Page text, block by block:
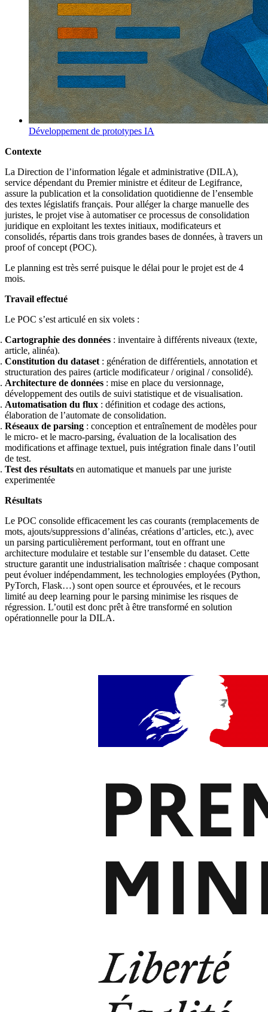
Développement de prototypes IA
Contexte
La Direction de l’information légale et administrative (DILA),
service dépendant du Premier ministre et éditeur de Legifrance,
assure la publication et la consolidation quotidienne de l’ensemble
des textes législatifs français. Pour alléger la charge manuelle des
juristes, le projet vise à automatiser ce processus de consolidation
juridique en exploitant les textes initiaux, modificateurs et
consolidés, répartis dans trois grandes bases de données, à travers un
proof of concept (POC).
Le planning est très serré puisque le délai pour le projet est de 4
mois.
Travail effectué
Le POC s’est articulé en six volets :
Cartographie des données : inventaire à différents niveaux (texte,
article, alinéa).
Constitution du dataset : génération de différentiels, annotation et
structuration des paires (article modificateur / original / consolidé).
Architecture de données : mise en place du versionnage,
développement des outils de suivi statistique et de visualisation.
Automatisation du flux : définition et codage des actions,
élaboration de l’automate de consolidation.
Réseaux de parsing : conception et entraînement de modèles pour
le micro- et le macro-parsing, évaluation de la localisation des
modifications et affinage textuel, puis intégration finale dans l’outil
de test.
Test des résultats en automatique et manuels par une juriste
experimentée
Résultats
Le POC consolide efficacement les cas courants (remplacements de
mots, ajouts/suppressions d’alinéas, créations d’articles, etc.), avec
un parsing particulièrement performant, tout en offrant une
architecture modulaire et testable sur l’ensemble du dataset. Cette
structure garantit une industrialisation maîtrisée : chaque composant
peut évoluer indépendamment, les technologies employées (Python,
PyTorch, Flask…) sont open source et éprouvées, et le recours
limité au deep learning pour le parsing minimise les risques de
régression. L’outil est donc prêt à être transformé en solution
opérationnelle pour la DILA.